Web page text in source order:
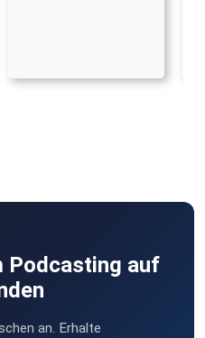
Podcasting auf
an. Erhalte